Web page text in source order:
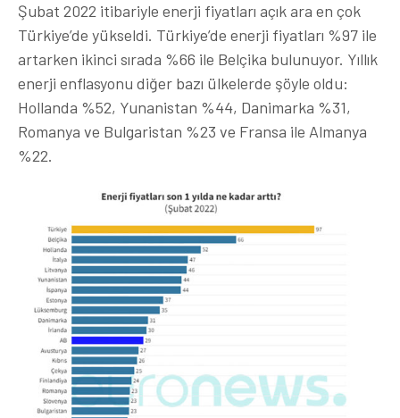
Şubat 2022 itibariyle enerji fiyatları açık ara en çok
Türkiye’de yükseldi. Türkiye’de enerji fiyatları %97 ile
artarken ikinci sırada %66 ile Belçika bulunuyor. Yıllık
enerji enflasyonu diğer bazı ülkelerde şöyle oldu:
Hollanda %52, Yunanistan %44, Danimarka %31,
Romanya ve Bulgaristan %23 ve Fransa ile Almanya
%22.